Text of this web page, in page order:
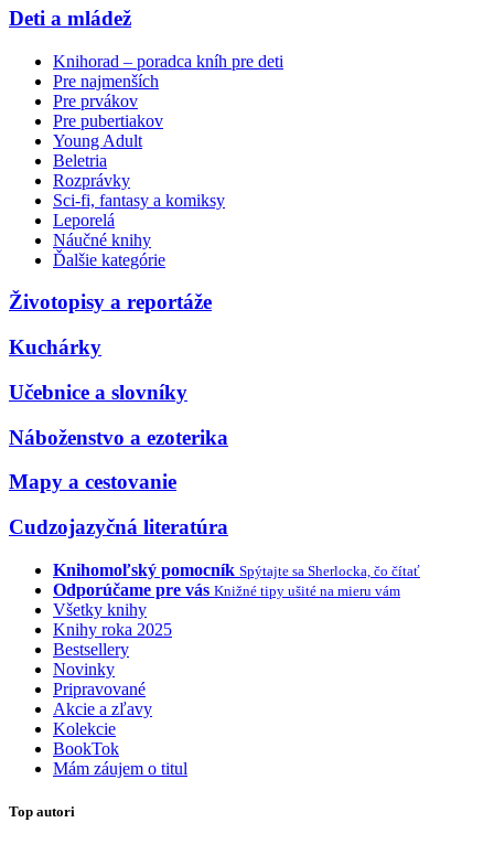
Deti a mládež
Knihorad – poradca kníh pre deti
Pre najmenších
Pre prvákov
Pre pubertiakov
Young Adult
Beletria
Rozprávky
Sci-fi, fantasy a komiksy
Leporelá
Náučné knihy
Ďalšie kategórie
Životopisy a reportáže
Kuchárky
Učebnice a slovníky
Náboženstvo a ezoterika
Mapy a cestovanie
Cudzojazyčná literatúra
Knihomoľský pomocník Spýtajte sa Sherlocka, čo čítať
Odporúčame pre vás Knižné tipy ušité na mieru vám
Všetky knihy
Knihy roka 2025
Bestsellery
Novinky
Pripravované
Akcie a zľavy
Kolekcie
BookTok
Mám záujem o titul
Top autori